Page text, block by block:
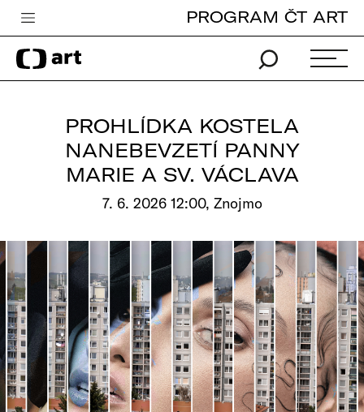
Česká televize
Zpravodajství
TV program
edu
Vše o ČT
PROGRAM ČT ART
PROHLÍDKA KOSTELA
NANEBEVZETÍ PANNY
MARIE A SV. VÁCLAVA
7. 6. 2026 12:00, Znojmo